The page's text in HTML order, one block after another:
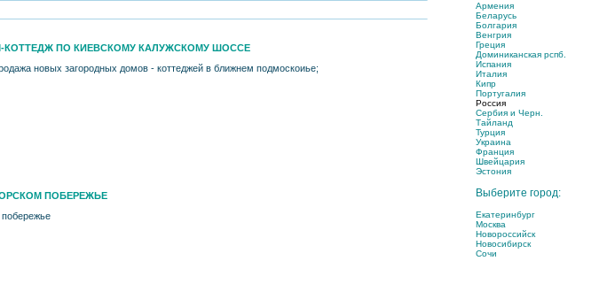
ПО КИЕВСКОМУ КАЛУЖСКОМУ ШОССЕ
новых загородных домов - коттеджей в ближнем подмоскоиье;
ПОБЕРЕЖЬЕ
Армения
Беларусь
Болгария
Венгрия
Греция
Доминиканская рспб.
Испания
Италия
Кипр
Португалия
Россия
Сербия и Черн.
Тайланд
Турция
Украина
Франция
Швейцария
Эстония
Выберите город:
Екатеринбург
Москва
Новороссийск
Новосибирск
Сочи